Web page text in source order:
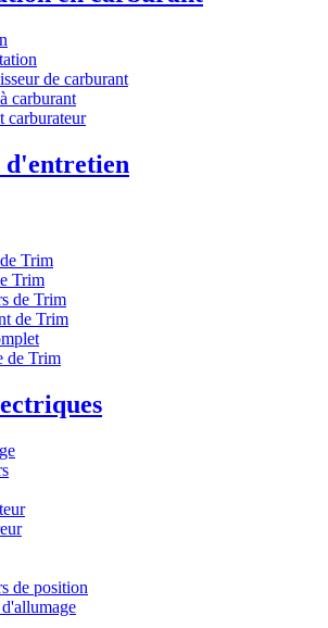
de carburant
carburant
carburateur
d'entretien
Trim
Trim
de Trim
de Trim
de Trim
de position